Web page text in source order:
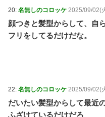
20: 名無しのコロッケ 2025/09/02(
顔つきと髪型からして、自
フリをしてるだけだな。
22: 名無しのコロッケ 2025/09/02(
だいたい髪型からして最近
ふざけているだけだろ